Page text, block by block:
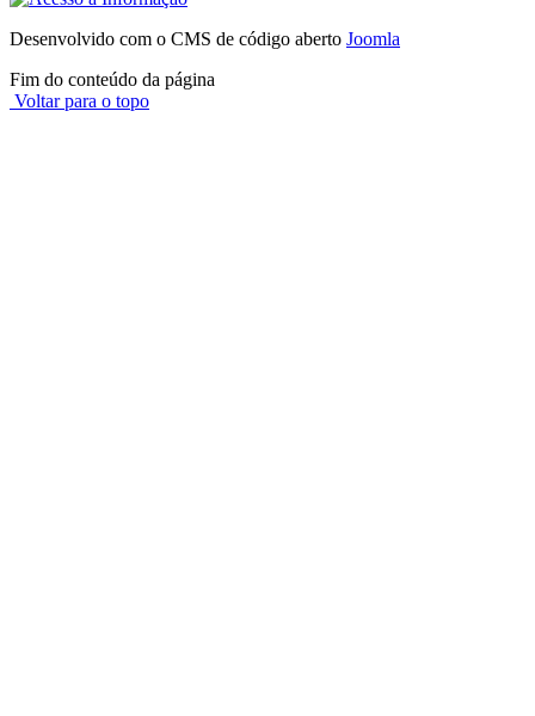
Desenvolvido com o CMS de código aberto Joomla
Fim do conteúdo da página
Voltar para o topo